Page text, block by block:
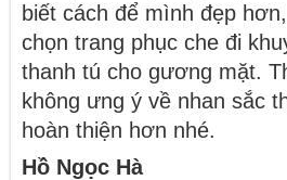
biết cách để mình đẹp
chọn trang phục che đi
thanh tú cho gương mặt.
không ưng ý về nhan sắc
hoàn thiện hơn nhé.
Hồ Ngọc Hà